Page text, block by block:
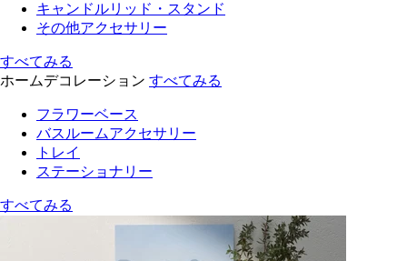
キャンドルリッド・スタンド
その他アクセサリー
すべてみる
ホームデコレーション すべてみる
フラワーベース
バスルームアクセサリー
トレイ
ステーショナリー
すべてみる